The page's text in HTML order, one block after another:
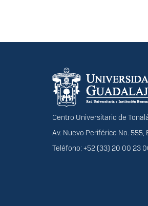
Información
Centro Universitario de
Av. Nuevo Periférico No. 555,
Teléfono: +52 (33) 20 00 23